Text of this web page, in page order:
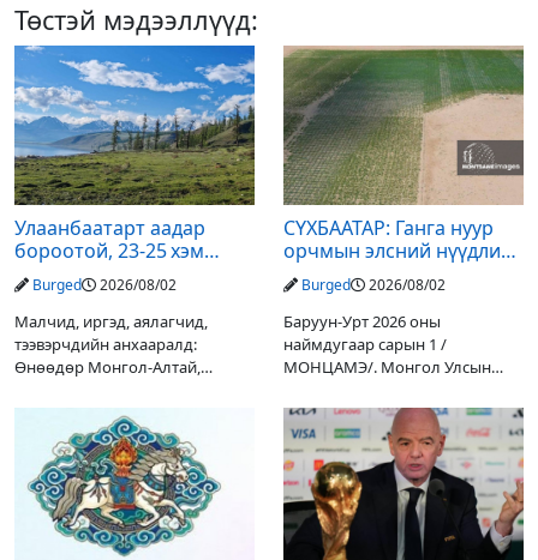
Төстэй мэдээллүүд:
Улаанбаатарт аадар
бороотой, 23-25 хэм
дулаан байна
Burged 2026/08/02
Малчид, иргэд, аялагчид,
тээвэрчдийн анхааралд:
Өнөөдөр Монгол-Алтай,
уулархаг нутгаар бороо, дуу
цахилгаантай аадар бороо
орох тул голуудын усны
түвшин нэмэгдэх, нөөлөг
СҮХБААТАР: Ганга нуур
орчмын элсний нүүдлийг
зогсоох туршилтын ажил
үр дүнгээ өгч эхэлжээ
Burged 2026/08/02
Баруун-Урт 2026 оны
наймдугаар сарын 1 /
МОНЦАМЭ/. Монгол Улсын
Дарьгангын Ганга нуурыг
сэргээн, хамгаалах төслийг
улсын төсвийн хөрөнгө
оруулалтаар хийж буй.
Төслийн